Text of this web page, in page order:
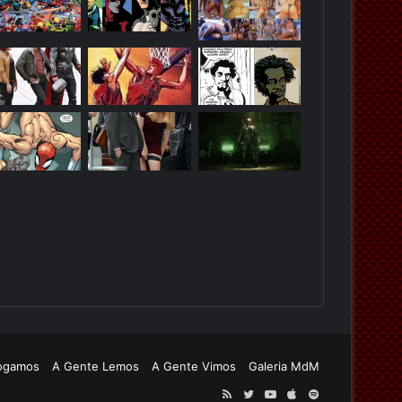
A Gente Lemos A Gente Vimos
Galeria MdM
RSS TwitterYouTube
AppleSpotify